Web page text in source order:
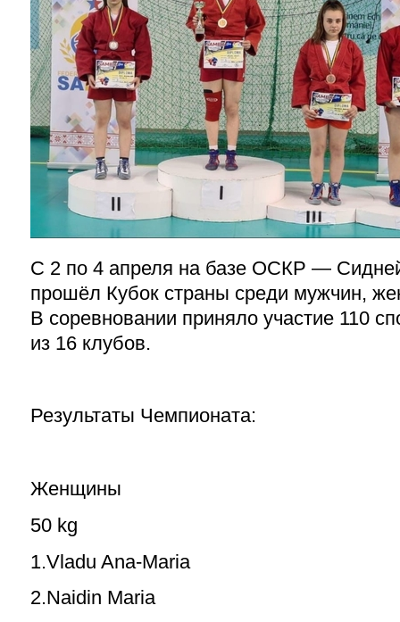
С 2 по 4 апреля на базе ОСКР —
прошёл Кубок страны среди мужчин,
В соревновании приняло участие 110
из 16 клубов.
Результаты Чемпионата:
Женщины
50 kg
1.Vladu Ana-Maria
2.Naidin Maria